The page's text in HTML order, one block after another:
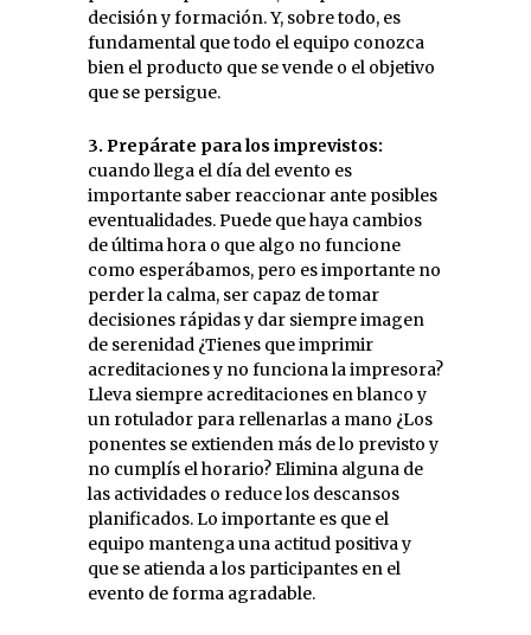
decisión y formación. Y, sobre todo, es
fundamental que todo el equipo conozca
bien el producto que se vende o el objetivo
que se persigue.
3. Prepárate para los imprevistos:
cuando llega el día del evento es
importante saber reaccionar ante posibles
eventualidades. Puede que haya cambios
de última hora o que algo no funcione
como esperábamos, pero es importante no
perder la calma, ser capaz de tomar
decisiones rápidas y dar siempre imagen
de serenidad ¿Tienes que imprimir
acreditaciones y no funciona la impresora?
Lleva siempre acreditaciones en blanco y
un rotulador para rellenarlas a mano ¿Los
ponentes se extienden más de lo previsto y
no cumplís el horario? Elimina alguna de
las actividades o reduce los descansos
planificados. Lo importante es que el
equipo mantenga una actitud positiva y
que se atienda a los participantes en el
evento de forma agradable.